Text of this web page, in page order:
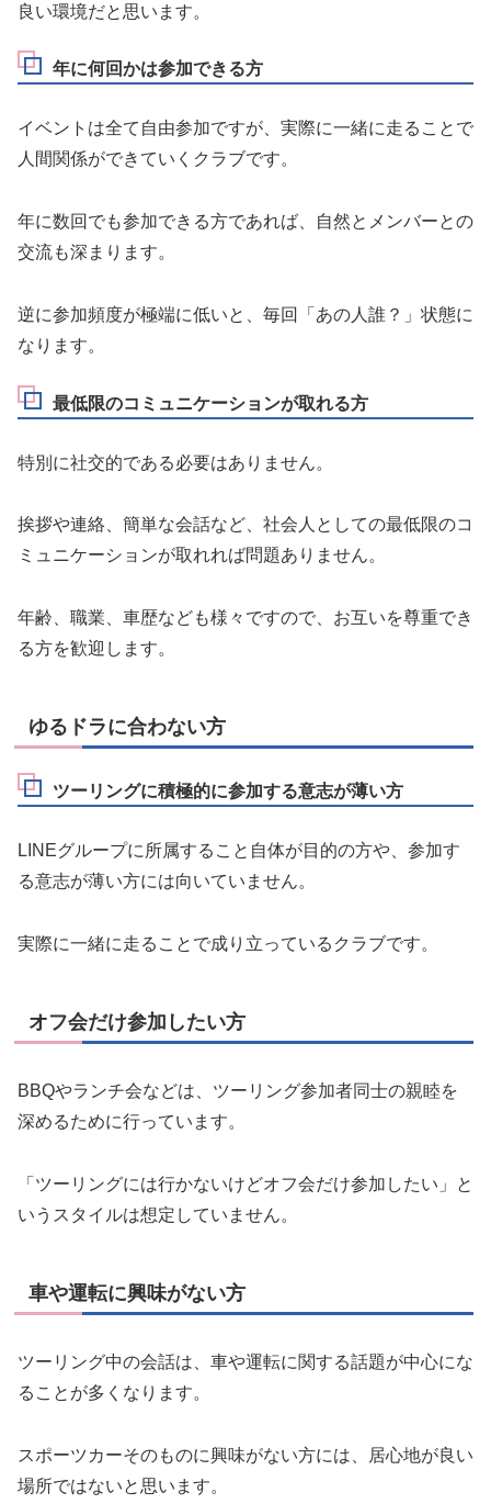
良い環境だと思います。
年に何回かは参加できる方
イベントは全て自由参加ですが、実際に一緒に走ることで
人間関係ができていくクラブです。
年に数回でも参加できる方であれば、自然とメンバーとの
交流も深まります。
逆に参加頻度が極端に低いと、毎回「あの人誰？」状態に
なります。
最低限のコミュニケーションが取れる方
特別に社交的である必要はありません。
挨拶や連絡、簡単な会話など、社会人としての最低限のコ
ミュニケーションが取れれば問題ありません。
年齢、職業、車歴なども様々ですので、お互いを尊重でき
る方を歓迎します。
ゆるドラに合わない方
ツーリングに積極的に参加する意志が薄い方
LINEグループに所属すること自体が目的の方や、参加す
る意志が薄い方には向いていません。
実際に一緒に走ることで成り立っているクラブです。
オフ会だけ参加したい方
BBQやランチ会などは、ツーリング参加者同士の親睦を
深めるために行っています。
「ツーリングには行かないけどオフ会だけ参加したい」と
いうスタイルは想定していません。
車や運転に興味がない方
ツーリング中の会話は、車や運転に関する話題が中心にな
ることが多くなります。
スポーツカーそのものに興味がない方には、居心地が良い
場所ではないと思います。